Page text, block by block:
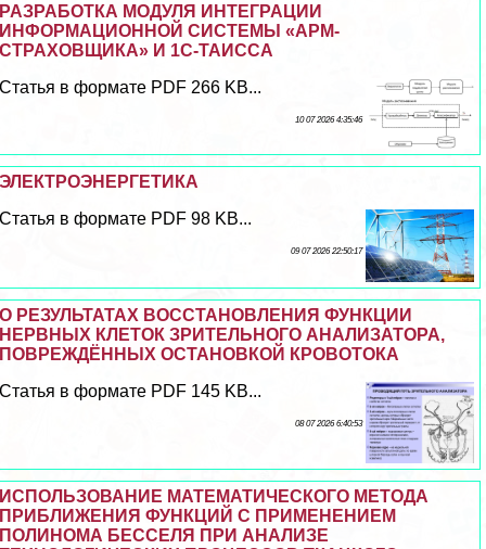
РАЗРАБОТКА МОДУЛЯ ИНТЕГРАЦИИ
ИНФОРМАЦИОННОЙ СИСТЕМЫ «АРМ-
СТРАХОВЩИКА» И 1С-ТАИССА
Статья в формате PDF 266 KB...
10 07 2026 4:35:46
ЭЛЕКТРОЭНЕРГЕТИКА
Статья в формате PDF 98 KB...
09 07 2026 22:50:17
О РЕЗУЛЬТАТАХ ВОССТАНОВЛЕНИЯ ФУНКЦИИ
НЕРВНЫХ КЛЕТОК ЗРИТЕЛЬНОГО АНАЛИЗАТОРА,
ПОВРЕЖДЁННЫХ ОСТАНОВКОЙ КРОВОТОКА
Статья в формате PDF 145 KB...
08 07 2026 6:40:53
ИСПОЛЬЗОВАНИЕ МАТЕМАТИЧЕСКОГО МЕТОДА
ПРИБЛИЖЕНИЯ ФУНКЦИЙ С ПРИМЕНЕНИЕМ
ПОЛИНОМА БЕССЕЛЯ ПРИ АНАЛИЗЕ